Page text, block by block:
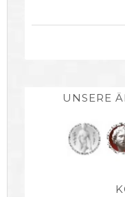
UNSERE